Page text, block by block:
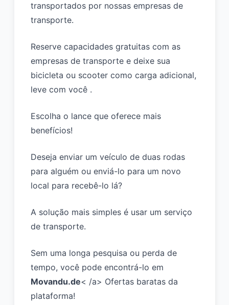
transportados por nossas empresas de
transporte.
Reserve capacidades gratuitas com as
empresas de transportee deixe sua
bicicleta ou scooter como carga adicional,
leve com você .
Escolha o lance que oferece mais
benefícios!
Deseja enviar um veículo de duas rodas
para alguém ou enviá-lo para um novo
local para recebê-lo lá?
A solução mais simples é usar um serviço
de transporte.
Sem uma longa pesquisa ou perda de
tempo, você pode encontrá-lo em
Movandu.de< /a> Ofertas baratas da
plataforma!